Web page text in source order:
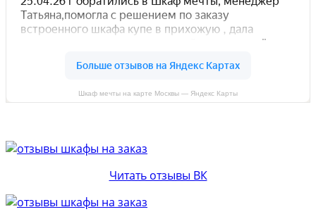
Шкаф мечты на карте Москвы — Яндекс Карты
Читать отзывы ВК